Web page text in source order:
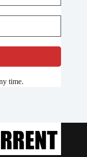
time.